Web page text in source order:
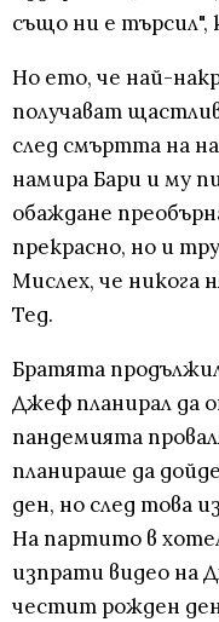
също ни е търсил",
Но ето, че най-
получават
след смъртта на
намира Бари и му
обаждане
прекрасно, но и
Мислех, че никога
Тед.
Братята
Джеф планирал да
пандемията
планираше да
ден, но след това
На партито в
изпрати видео на
честит рожден